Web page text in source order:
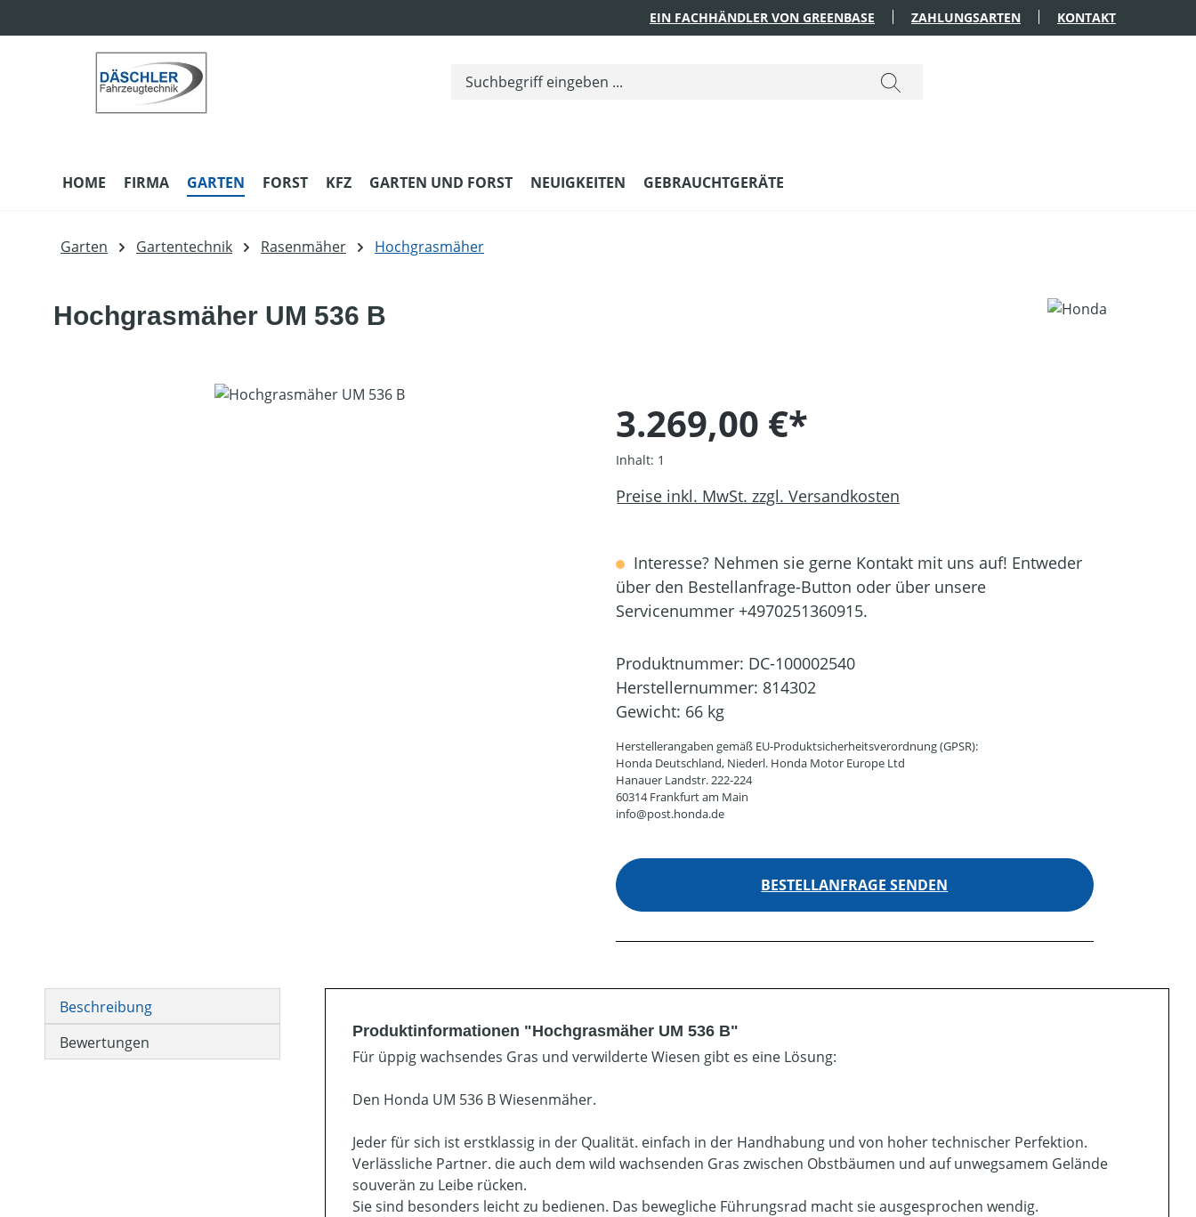
EIN FACHHÄNDLER VON GREENBASE ZAHLUNGSARTEN KONTAKT
HOME FIRMA GARTEN FORST KFZ GARTEN UND FORST NEUIGKEITEN GEBRAUCHTGERÄTE
Garten Gartentechnik Rasenmäher Hochgrasmäher
Hochgrasmäher UM 536 B
Bildergalerie überspringen
3.269,00 €*
Inhalt: 1
Preise inkl. MwSt. zzgl. Versandkosten
Interesse? Nehmen sie gerne Kontakt mit uns auf! Entweder
über den Bestellanfrage-Button oder über unsere
Servicenummer +4970251360915.
Produktnummer: DC-100002540
Herstellernummer: 814302
Gewicht: 66 kg
Herstellerangaben gemäß EU-Produktsicherheitsverordnung (GPSR):
Honda Deutschland, Niederl. Honda Motor Europe Ltd
Hanauer Landstr. 222-224
60314 Frankfurt am Main
info@post.honda.de
BESTELLANFRAGE SENDEN
Beschreibung
Bewertungen
Produktinformationen "Hochgrasmäher UM 536 B"
Für üppig wachsendes Gras und verwilderte Wiesen gibt es eine Lösung:
Den Honda UM 536 B Wiesenmäher.
Jeder für sich ist erstklassig in der Qualität. einfach in der Handhabung und von hoher technischer Perfektion.
Verlässliche Partner. die auch dem wild wachsenden Gras zwischen Obstbäumen und auf unwegsamem Gelände
souverän zu Leibe rücken.
Sie sind besonders leicht zu bedienen. Das bewegliche Führungsrad macht sie ausgesprochen wendig.